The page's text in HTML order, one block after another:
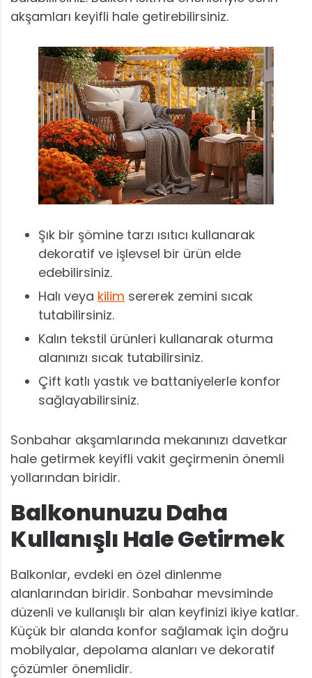
akşamları keyifli hale getirebilirsiniz.
Şık bir şömine tarzı ısıtıcı kullanarak
dekoratif ve işlevsel bir ürün elde
edebilirsiniz.
Halı veya kilim sererek zemini sıcak
tutabilirsiniz.
Kalın tekstil ürünleri kullanarak oturma
alanınızı sıcak tutabilirsiniz.
Çift katlı yastık ve battaniyelerle konfor
sağlayabilirsiniz.
Sonbahar akşamlarında mekanınızı davetkar
hale getirmek keyifli vakit geçirmenin önemli
yollarından biridir.
Balkonunuzu Daha
Kullanışlı Hale Getirmek
Balkonlar, evdeki en özel dinlenme
alanlarından biridir. Sonbahar mevsiminde
düzenli ve kullanışlı bir alan keyfinizi ikiye katlar.
Küçük bir alanda konfor sağlamak için doğru
mobilyalar, depolama alanları ve dekoratif
çözümler önemlidir.